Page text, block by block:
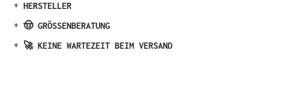
+ HERSTELLER
+ 🤠 GRÖSSENBERATUNG
+ 🚀 KEINE WARTEZEIT BEIM VERSAND